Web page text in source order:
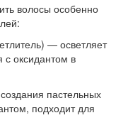
волосы особенно
— осветляет
с оксидантом в
пастельных
подходит для